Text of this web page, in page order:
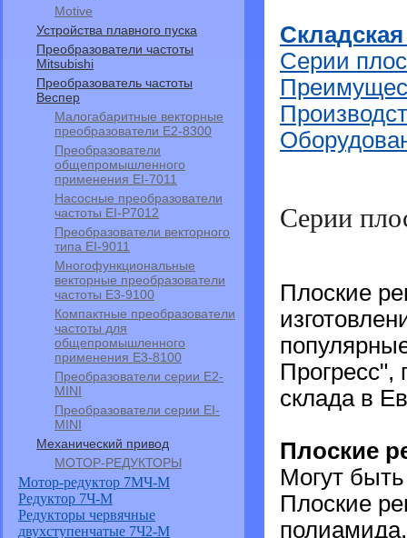
Motive
Устройства плавного пуска
Преобразователи частоты
Mitsubishi
Преобразователь частоты
Веспер
Малогабаритные векторные
преобразователи E2-8300
Преобразователи
общепромышленного
применения EI-7011
Насосные преобразователи
частоты EI-P7012
Преобразователи векторного
типа EI-9011
Многофункциональные
векторные преобразователи
частоты E3-9100
Компактные преобразователи
частоты для
общепромышленного
применения Е3-8100
Преобразователи серии E2-
MINI
Преобразователи серии EI-
MINI
Механический привод
МОТОР-РЕДУКТОРЫ
Мотор-редуктор 7МЧ-М
Редуктор 7Ч-М
Редукторы червячные
двухступенчатые 7Ч2-М
Серии
Серии
Плоские
Прогресс",
склада в
Плоские
Могут
Плоские